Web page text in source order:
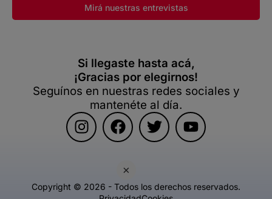
×
Mirá nuestras entrevistas
Si llegaste hasta acá,
¡Gracias por elegirnos!
Seguínos en nuestras redes sociales y
mantenéte al día.
Copyright © 2026 - Todos los derechos reservados.